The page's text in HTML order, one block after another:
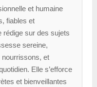
et humaine
fiables et
rédige sur des sujets
sereine,
et
Elle s’efforce
et bienveillantes